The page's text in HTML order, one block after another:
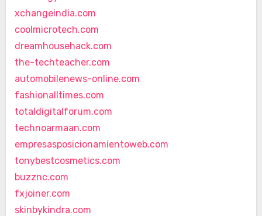
xchangeindia.com
coolmicrotech.com
dreamhousehack.com
the-techteacher.com
automobilenews-online.com
fashionalltimes.com
totaldigitalforum.com
technoarmaan.com
empresasposicionamientoweb.com
tonybestcosmetics.com
buzznc.com
fxjoiner.com
skinbykindra.com